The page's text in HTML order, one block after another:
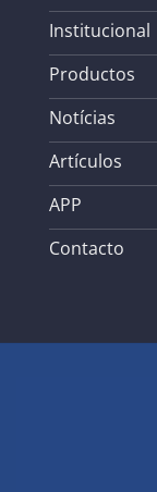
Institucional
Productos
Notícias
Artículos
APP
Contacto